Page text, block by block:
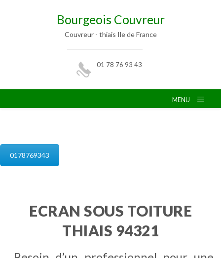
Bourgeois Couvreur
Couvreur - thiais Ile de France
01 78 76 93 43
MENU
0178769343
ECRAN SOUS TOITURE
THIAIS 94321